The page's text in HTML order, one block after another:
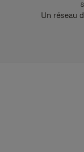
Un réseau